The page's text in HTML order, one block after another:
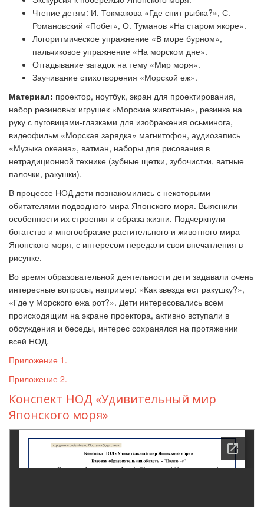
Чтение детям: И. Токмакова «Где спит рыбка?», С.
Романовский «Побег», О. Туманов «На старом якоре».
Логоритмическое упражнение «В море бурном»,
пальчиковое упражнение «На морском дне».
Отгадывание загадок на тему «Мир моря».
Заучивание стихотворения «Морской еж».
Материал: проектор, ноутбук, экран для проектирования,
набор резиновых игрушек «Морские животные», резинка на
руку с пуговицами-глазками для изображения осьминога,
видеофильм «Морская зарядка» магнитофон, аудиозапись
«Музыка океана», ватман, наборы для рисования в
нетрадиционной технике (зубные щетки, зубочистки, ватные
палочки, ракушки).
В процессе НОД дети познакомились с некоторыми
обитателями подводного мира Японского моря. Выяснили
особенности их строения и образа жизни. Подчеркнули
богатство и многообразие растительного и животного мира
Японского моря, с интересом передали свои впечатления в
рисунке.
Во время образовательной деятельности дети задавали очень
интересные вопросы, например: «Как звезда ест ракушку?»,
«Где у Морского ежа рот?». Дети интересовались всем
происходящим на экране проектора, активно вступали в
обсуждения и беседы, интерес сохранялся на протяжении
всей НОД.
Приложение 1.
Приложение 2.
Конспект НОД «Удивительный мир
Японского моря»